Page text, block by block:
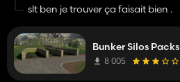
slt ben je trouver ça faisait bien .
Bunker Silos Packs
8 005